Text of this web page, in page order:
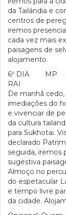
da Tailândia e
centros de
iremos
cada vez mais
paisagens de
alojamento.
6º DIA MP
RAI
De manhã
imediações do
e vivenciar de
da cultura
para Sukhotai.
declarado
seguida, iremos
sugestiva
Almoço no
do espetacular
e tempo livre
da cidade.